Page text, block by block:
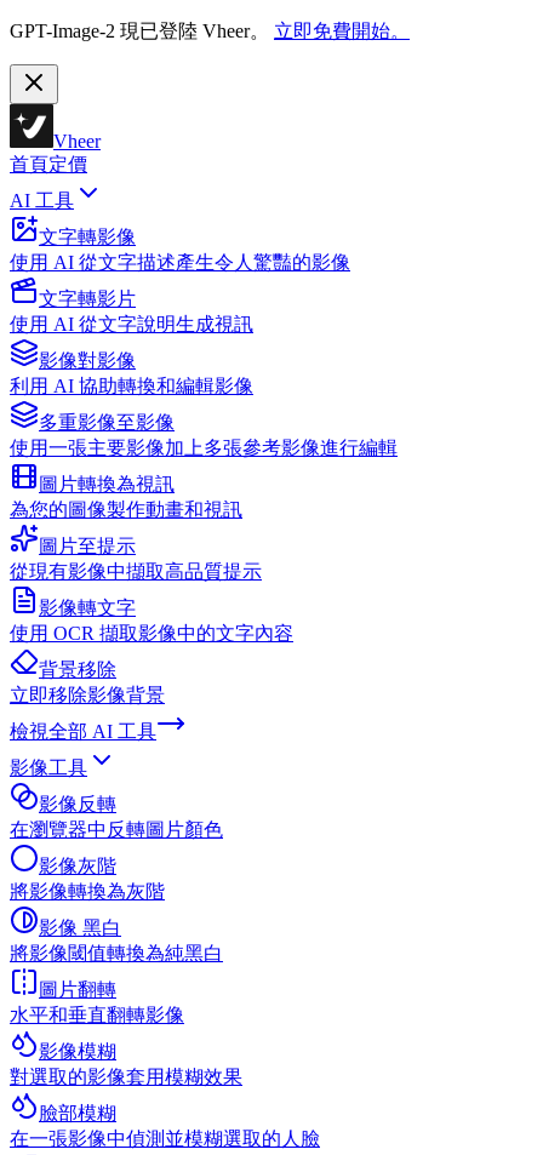
GPT-Image-2 現已登陸 Vheer。 立即免費開始。
Vheer
首頁定價
AI 工具
文字轉影像
使用 AI 從文字描述產生令人驚豔的影像
文字轉影片
使用 AI 從文字說明生成視訊
影像對影像
利用 AI 協助轉換和編輯影像
多重影像至影像
使用一張主要影像加上多張參考影像進行編輯
圖片轉換為視訊
為您的圖像製作動畫和視訊
圖片至提示
從現有影像中擷取高品質提示
影像轉文字
使用 OCR 擷取影像中的文字內容
背景移除
立即移除影像背景
檢視全部 AI 工具
影像工具
影像反轉
在瀏覽器中反轉圖片顏色
影像灰階
將影像轉換為灰階
影像 黑白
將影像閾值轉換為純黑白
圖片翻轉
水平和垂直翻轉影像
影像模糊
對選取的影像套用模糊效果
臉部模糊
在一張影像中偵測並模糊選取的人臉